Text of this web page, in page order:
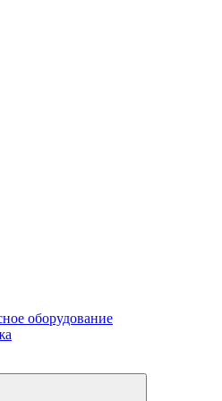
оборудование